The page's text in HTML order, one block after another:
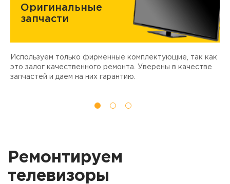
Оригинальные
запчасти
Используем только фирменные комплектующие, так как
это залог качественного ремонта. Уверены в качестве
запчастей и даем на них гарантию.
Ремонтируем
телевизоры